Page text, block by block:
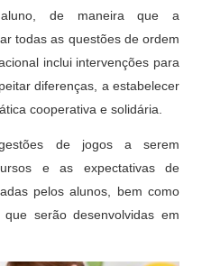
de maneira que a
todas as questões de ordem
inclui intervenções para
diferenças, a estabelecer
cooperativa e solidária.
de jogos a serem
e as expectativas de
pelos alunos, bem como
serão desenvolvidas em